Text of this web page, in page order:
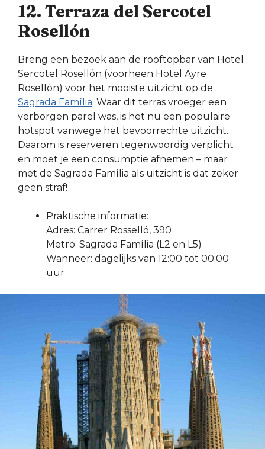
12. Terraza del Sercotel
Rosellón
Breng een bezoek aan de rooftopbar van Hotel
Sercotel Rosellón (voorheen Hotel Ayre
Rosellón) voor het mooiste uitzicht op de
Sagrada Família. Waar dit terras vroeger een
verborgen parel was, is het nu een populaire
hotspot vanwege het bevoorrechte uitzicht.
Daarom is reserveren tegenwoordig verplicht
en moet je een consumptie afnemen – maar
met de Sagrada Família als uitzicht is dat zeker
geen straf!
Praktische informatie:
Adres: Carrer Rosselló, 390
Metro: Sagrada Família (L2 en L5)
Wanneer: dagelijks van 12:00 tot 00:00
uur